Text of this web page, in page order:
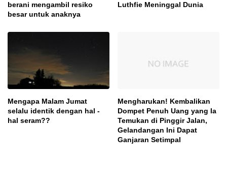
berani mengambil resiko
besar untuk anaknya
Luthfie Meninggal Dunia
Mengapa Malam Jumat
selalu identik dengan hal -
hal seram??
Mengharukan! Kembalikan
Dompet Penuh Uang yang Ia
Temukan di Pinggir Jalan,
Gelandangan Ini Dapat
Ganjaran Setimpal